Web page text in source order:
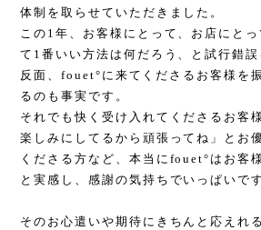
体制を取らせていただきました。
この1年、お客様にとって、お店にと
て1番いい方法は何だろう、と試行錯
反面、fouet°に来てくださるお客様を
るのも事実です。
それでも快く受け入れてくださるお客
楽しみにしてるから頑張ってね」とお
くださる方など、本当にfouet°はお客
と実感し、感謝の気持ちでいっぱいで
そのお心遣いや期待にきちんと応えれ